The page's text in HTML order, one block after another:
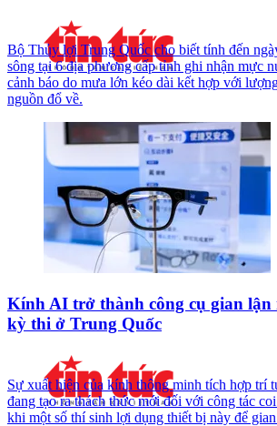
Bộ Thủy lợi Trung Quốc cho biết tính đến
sông tại 6 địa phương cấp tỉnh ghi nhận mực
cảnh báo do mưa lớn kéo dài kết hợp với
nguồn đổ về.
Kính AI trở thành công cụ gian lận
kỳ thi ở Trung Quốc
Sự xuất hiện của kính thông minh tích hợp trí
đang tạo ra thách thức mới đối với công tác
khi một số thí sinh lợi dụng thiết bị này để